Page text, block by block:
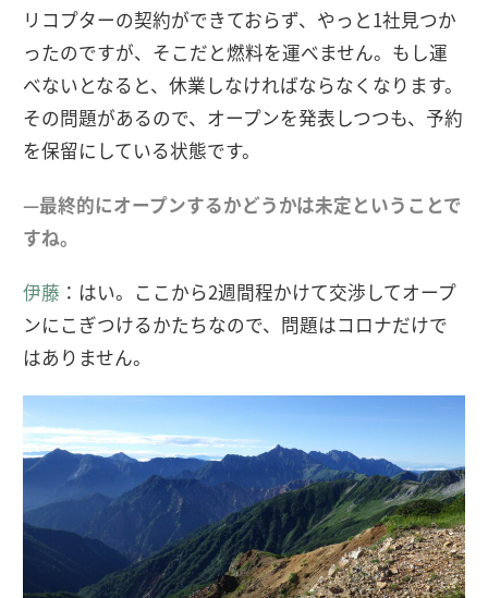
リコプターの契約ができておらず、やっと1社見つか
ったのですが、そこだと燃料を運べません。もし運
べないとなると、休業しなければならなくなります。
その問題があるので、オープンを発表しつつも、予約
を保留にしている状態です。
—最終的にオープンするかどうかは未定ということで
すね。
伊藤 ：はい。ここから2週間程かけて交渉してオープ
ンにこぎつけるかたちなので、問題はコロナだけで
はありません。